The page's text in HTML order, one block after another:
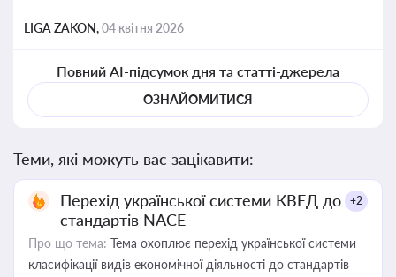
LIGA ZAKON,04 квітня 2026
Повний AI-підсумок дня та статті-джерела
ОЗНАЙОМИТИСЯ
Теми, які можуть вас зацікавити:
Перехід української системи КВЕД до
стандартів NACE
+2
Про що тема: Тема охоплює перехід української системи
класифікації видів економічної діяльності до стандартів